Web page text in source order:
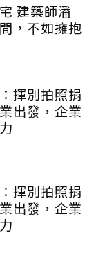
潘
，不如擁抱
揮別拍照捐
出發，企業
揮別拍照捐
出發，企業